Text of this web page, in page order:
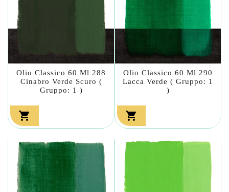
Olio Classico 60 Ml 288
Cinabro Verde Scuro (
Gruppo: 1 )

Olio Classico 60 Ml 290
Lacca Verde ( Gruppo: 1
)
